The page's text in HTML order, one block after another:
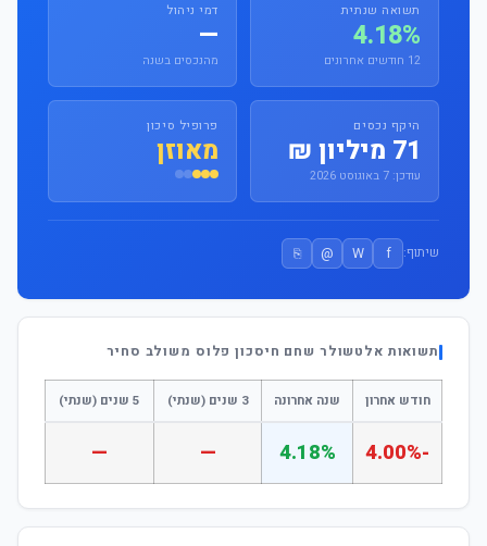
תשואה שנתית
4.18%
12 חודשים אחרונים
דמי ניהול
—
מהנכסים בשנה
היקף נכסים
71 מיליון ₪
עודכן: 7 באוגוסט 2026
פרופיל סיכון
מאוזן
שיתוף: f
W
@
⎘
תשואות אלטשולר שחם חיסכון פלוס משולב סחיר
חודש אחרון שנה אחרונה 3 שנים (שנתי) 5 שנים (שנתי)
-4.00%
4.18%
—
—